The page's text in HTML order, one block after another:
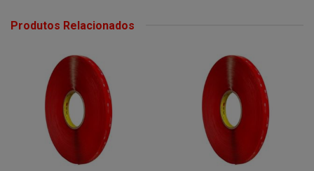
Produtos Relacionados